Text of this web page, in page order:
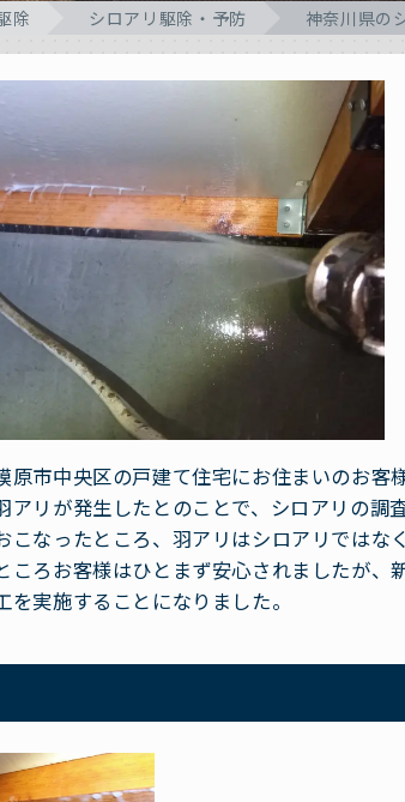
除 シロアリ駆除・予防 神奈川県の
原市中央区の戸建て住宅にお住まいのお客
アリが発生したとのことで、シロアリの調
こなったところ、羽アリはシロアリではな
ころお客様はひとまず安心されましたが
を実施することになりました。